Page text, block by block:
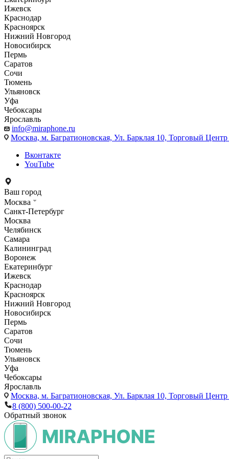
Ижевск
Краснодар
Красноярск
Нижний Новгород
Новосибирск
Пермь
Саратов
Сочи
Тюмень
Ульяновск
Уфа
Чебоксары
Ярославль
info@miraphone.ru
Москва, м. Багратионовская, Ул. Барклая 10, Торговый
Вконтакте
YouTube
Ваш город
Москва
Санкт-Петербург
Москва
Челябинск
Самара
Калининград
Воронеж
Екатеринбург
Ижевск
Краснодар
Красноярск
Нижний Новгород
Новосибирск
Пермь
Саратов
Сочи
Тюмень
Ульяновск
Уфа
Чебоксары
Ярославль
Москва, м. Багратионовская, Ул. Барклая 10, Торговый
8 (800) 500-00-22
Обратный звонок